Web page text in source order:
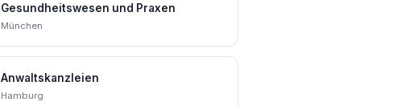
Gesundheitswesen und Praxen
München
Anwaltskanzleien
Hamburg